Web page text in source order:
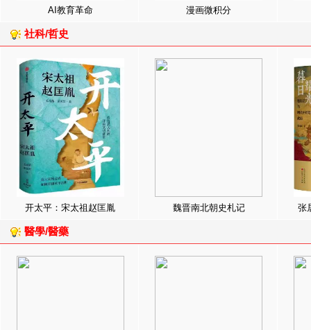
AI教育革命 漫画微积分
社科/哲史
开太平：宋太祖赵匡胤 魏晋南北朝史札记 张
醫學/醫藥